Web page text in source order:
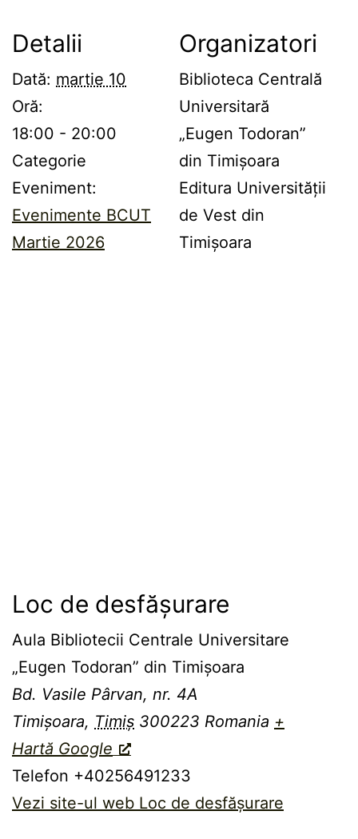
Detalii
Dată: martie 10
Oră:
18:00 - 20:00
Categorie
Eveniment:
Evenimente BCUT
Martie 2026
Organizatori
Biblioteca Centrală
Universitară
„Eugen Todoran”
din Timișoara
Editura Universității
de Vest din
Timișoara
Loc de desfășurare
Aula Bibliotecii Centrale Universitare
„Eugen Todoran” din Timişoara
Bd. Vasile Pârvan, nr. 4A
Timișoara, Timiș 300223 Romania +
Hartă Google
Telefon +40256491233
Vezi site-ul web Loc de desfășurare